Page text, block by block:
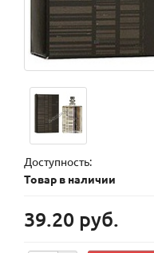
Доступность:
Товар в наличии
39.20 руб.